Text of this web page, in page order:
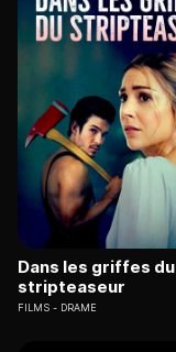
Dans les griffes du
stripteaseur
FILMS DRAME